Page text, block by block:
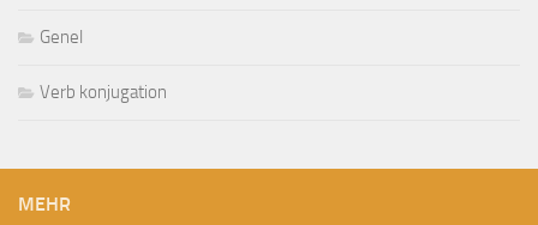
Genel
Verb konjugation
MEHR